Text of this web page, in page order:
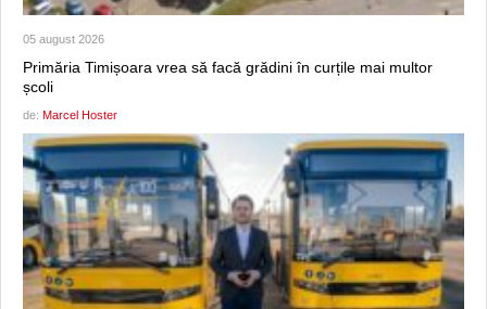
05 august 2026
Primăria Timișoara vrea să facă grădini în curțile mai multor
școli
de: Marcel Hoster